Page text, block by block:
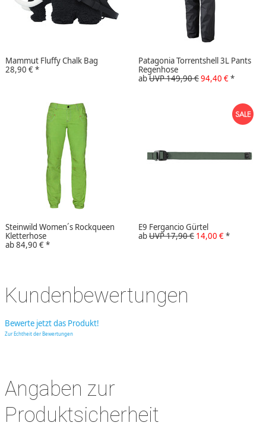
Mammut Fluffy Chalk Bag
28,90 €*
Patagonia Torrentshell 3L Pants
Regenhose
abUVP 149,90 €94,40 €*
Steinwild Women´s Rockqueen
Kletterhose
ab84,90 €*
E9 Fergancio Gürtel
abUVP 17,90 € 14,00 €*
Kundenbewertungen
Bewerte jetzt das Produkt!
Zur Echtheit der Bewertungen
Angaben zur
Produktsicherheit